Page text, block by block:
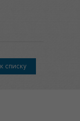
к списку